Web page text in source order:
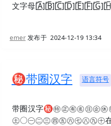
文字母
emer 发布于 2024-12-19 13:34
㊙带圈汉字 语言符号
带圈汉字㊙㊕㊣㊒㊔㊟㊭
㊏〇㊀㊁㊂㊃㊄㊅㊆㊇㊈